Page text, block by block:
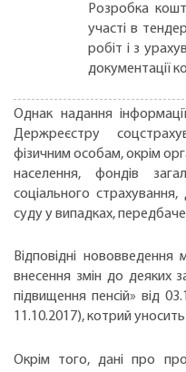
Розробка
участі в
робіт і з
документації
Однак надання
Держреєстру
фізичним особам, окрім
населення, фондів
соціального
суду у випадках,
Відповідні нововведення
внесення змін до деяких
підвищення пенсій» від
11.10.2017), котрий
Окрім того, дані про